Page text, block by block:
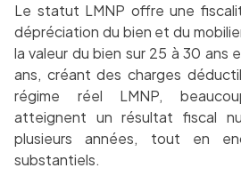
Le statut LMNP offre une
dépréciation du bien et du
la valeur du bien sur 25 à 30 ans
ans, créant des charges
régime réel LMNP,
atteignent un résultat fiscal
plusieurs années, tout en
substantiels.